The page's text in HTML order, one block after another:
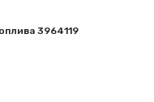
3964119